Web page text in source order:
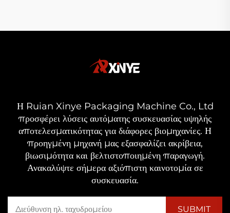
Η Ruian Xinye Packaging Machine Co., Ltd
προσφέρει λύσεις αυτόματης συσκευασίας υψηλής
αποτελεσματικότητας για διάφορες βιομηχανίες. Η
προηγμένη μηχανή μας εξασφαλίζει ακρίβεια,
βιωσιμότητα και βελτιστοποιημένη παραγωγή.
Ανακαλύψτε σήμερα αξιόπιστη καινοτομία σε
συσκευασία.